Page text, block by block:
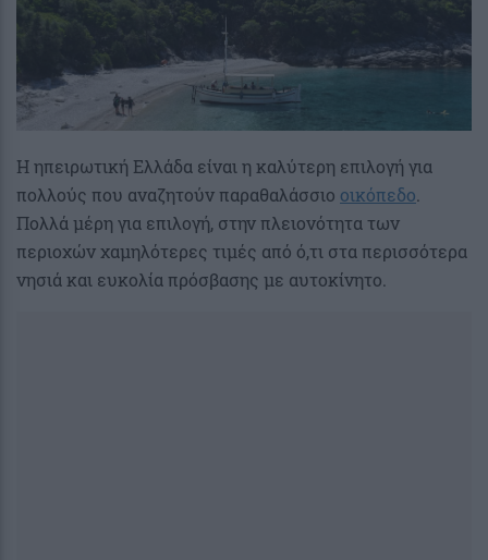
Η ηπειρωτική Ελλάδα είναι η καλύτερη επιλογή για
πολλούς που αναζητούν παραθαλάσσιο οικόπεδο.
Πολλά μέρη για επιλογή, στην πλειονότητα των
περιοχών χαμηλότερες τιμές από ό,τι στα περισσότερα
νησιά και ευκολία πρόσβασης με αυτοκίνητο.